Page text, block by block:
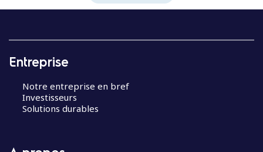
Entreprise
Notre entreprise en bref
Investisseurs
Solutions durables